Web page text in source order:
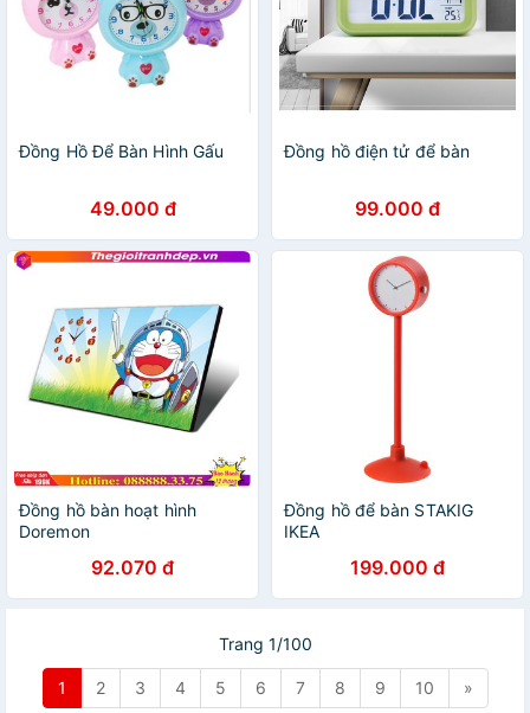
Đồng Hồ Để Bàn Hình Gấu
49.000 đ
Đồng hồ điện tử để bàn
99.000 đ
Đồng hồ bàn hoạt hình
Doremon
92.070 đ
Đồng hồ để bàn STAKIG
IKEA
199.000 đ
Trang 1/100
1 2 3 4 5 6 7 8 9 10 »